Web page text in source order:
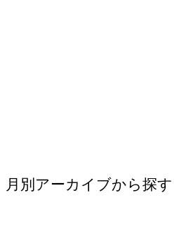
月別アーカイブから探す